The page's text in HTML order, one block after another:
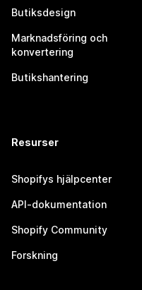
Butiksdesign
Marknadsföring och
konvertering
Butikshantering
Resurser
Shopifys hjälpcenter
API-dokumentation
Shopify Community
Forskning